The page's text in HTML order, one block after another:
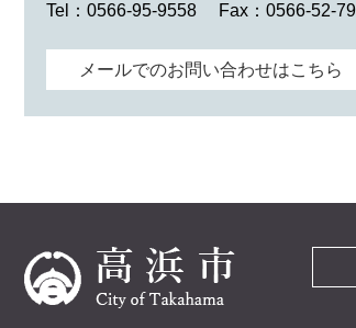
Tel：0566-95-9558
Fax：0566-52-
メールでのお問い合わせはこちら